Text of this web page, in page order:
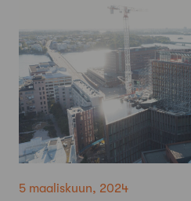
5 maaliskuun, 2024